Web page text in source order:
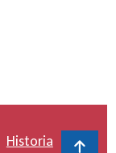
Historia Do